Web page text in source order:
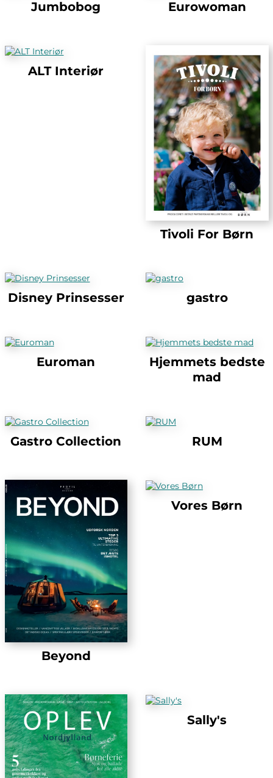
Jumbobog Eurowoman
ALT Interiør
Tivoli For Børn
Disney Prinsesser gastro
Euroman
Hjemmets bedste
mad
Gastro Collection RUM
Beyond
Vores Børn
Sally's